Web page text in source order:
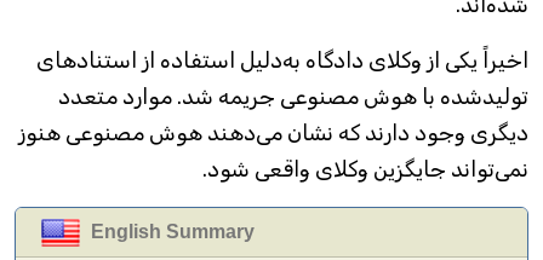
اخیراً یکی از وکلای دادگاه به‌دلیل استفاده از استنادهای
تولیدشده با هوش مصنوعی جریمه شد. موارد متعدد
دیگری وجود دارند که نشان می‌دهند هوش مصنوعی هنوز
نمی‌تواند جایگزین وکلای واقعی شود.
English Summary